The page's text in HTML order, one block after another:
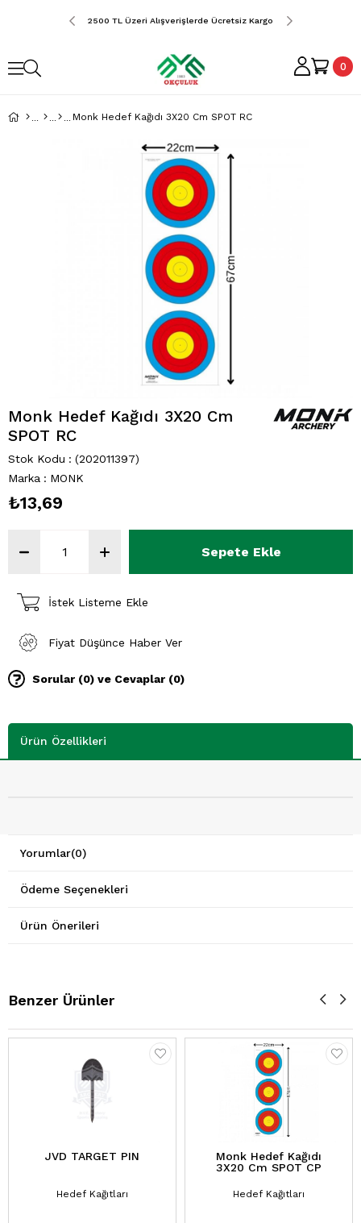
Ücretsiz Kargo 2500 TL Üzeri Alışverişlerde Ücretsiz Kargo 2500 TL Üzeri
0
Monk Hedef Kağıdı 3X20 Cm SPOT RC
Monk Hedef Kağıdı 3X20 Cm
SPOT RC
Stok Kodu
(202011397)
Marka : MONK
₺13,69
İstek Listeme Ekle
Fiyat Düşünce Haber Ver
Sorular (0) ve Cevaplar (0)
Ürün Özellikleri
Yorumlar(0)
Ödeme Seçenekleri
Ürün Önerileri
Benzer Ürünler
JVD TARGET PIN
Hedef Kağıtları
Monk Hedef Kağıdı
3X20 Cm SPOT CP
Hedef Kağıtları